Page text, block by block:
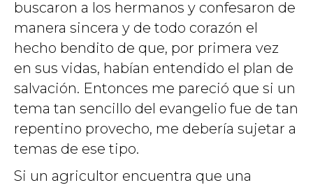
buscaron a los hermanos y confesaron de
manera sincera y de todo corazón el
hecho bendito de que, por primera vez
en sus vidas, habían entendido el plan de
salvación. Entonces me pareció que si un
tema tan sencillo del evangelio fue de tan
repentino provecho, me debería sujetar a
temas de ese tipo.
Si un agricultor encuentra que una